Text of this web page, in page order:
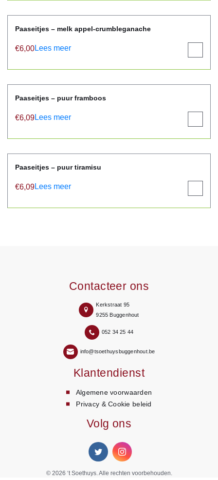
Paaseitjes – melk appel-crumbleganache
€6,00
product
Lees meer
Paaseitjes – puur framboos
€6,09
product
Lees meer
Paaseitjes – puur tiramisu
€6,09
product
Lees meer
Contacteer ons
Kerkstraat 95
9255 Buggenhout
052 34 25 44
info@tsoethuysbuggenhout.be
Klantendienst
Algemene voorwaarden
Privacy & Cookie beleid
Volg ons
© 2026 ‘t Soethuys. Alle rechten voorbehouden.